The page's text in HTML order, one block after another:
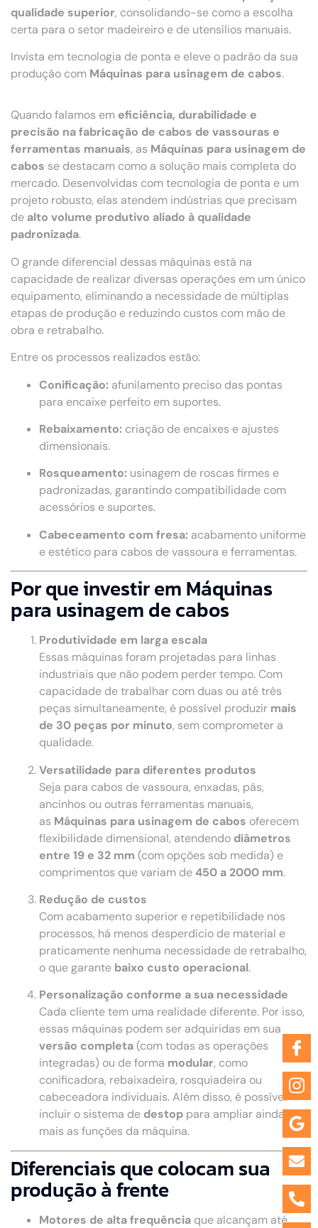
qualidade superior, consolidando-se como a escolha
certa para o setor madeireiro e de utensílios manuais.
Invista em tecnologia de ponta e eleve o padrão da sua
produção com Máquinas para usinagem de cabos.
Quando falamos em eficiência, durabilidade e
precisão na fabricação de cabos de vassouras e
ferramentas manuais, as Máquinas para usinagem de
cabos se destacam como a solução mais completa do
mercado. Desenvolvidas com tecnologia de ponta e um
projeto robusto, elas atendem indústrias que precisam
de alto volume produtivo aliado à qualidade
padronizada.
O grande diferencial dessas máquinas está na
capacidade de realizar diversas operações em um único
equipamento, eliminando a necessidade de múltiplas
etapas de produção e reduzindo custos com mão de
obra e retrabalho.
Entre os processos realizados estão:
Conificação: afunilamento preciso das pontas
para encaixe perfeito em suportes.
Rebaixamento: criação de encaixes e ajustes
dimensionais.
Rosqueamento: usinagem de roscas firmes e
padronizadas, garantindo compatibilidade com
acessórios e suportes.
Cabeceamento com fresa: acabamento uniforme
e estético para cabos de vassoura e ferramentas.
Por que investir em Máquinas
para usinagem de cabos
Produtividade em larga escala
Essas máquinas foram projetadas para linhas
industriais que não podem perder tempo. Com
capacidade de trabalhar com duas ou até três
peças simultaneamente, é possível produzir mais
de 30 peças por minuto, sem comprometer a
qualidade.
Versatilidade para diferentes produtos
Seja para cabos de vassoura, enxadas, pás,
ancinhos ou outras ferramentas manuais,
as Máquinas para usinagem de cabos oferecem
flexibilidade dimensional, atendendo diâmetros
entre 19 e 32 mm (com opções sob medida) e
comprimentos que variam de450 a 2000 mm.
Redução de custos
Com acabamento superior e repetibilidade nos
processos, há menos desperdício de material e
praticamente nenhuma necessidade de retrabalho,
o que garante baixo custo operacional.
Personalização conforme a sua necessidade
Cada cliente tem uma realidade diferente. Por isso,
essas máquinas podem ser adquiridas em sua
versão completa (com todas as operações
integradas) ou de forma modular, como
conificadora, rebaixadeira, rosquiadeira ou
cabeceadora individuais. Além disso, é possível
incluir o sistema de destop para ampliar ainda
mais as funções da máquina.
Diferenciais que colocam sua
produção à frente
Motores de alta frequência que alcançam até